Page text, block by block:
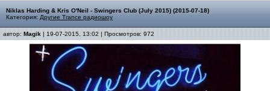
Niklas Harding & Kris O'Neil - Swingers Club (July 2015) (2015-07-18)
Категория: Другие Trance радиошоу
автор: Magik | 19-07-2015, 13:02 | Просмотров: 972